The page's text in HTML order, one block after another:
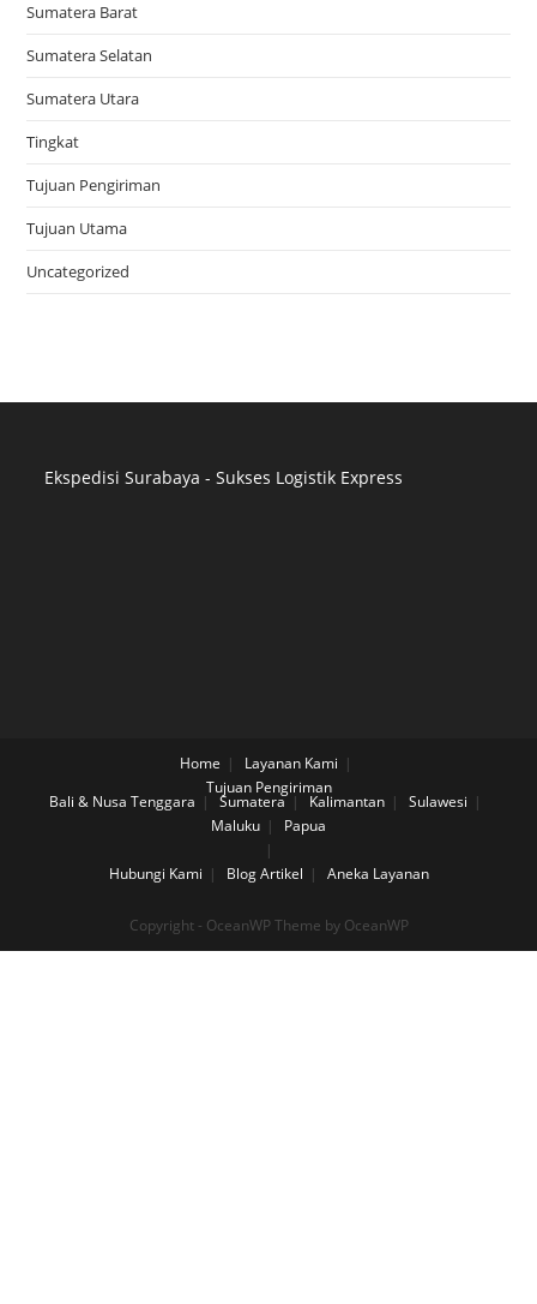
Sumatera Barat
Sumatera Selatan
Sumatera Utara
Tingkat
Tujuan Pengiriman
Tujuan Utama
Uncategorized
Ekspedisi Surabaya - Sukses Logistik Express
Jasa Konveksi Seragam Surabaya
Distributor Pipa HDPE
Supplier Pipa Surabaya
Pencucian Tangki Industri
Karoseri Surabaya
Home
Layanan Kami
Tujuan Pengiriman
Bali & Nusa Tenggara Sumatera Kalimantan
Sulawesi
Maluku
Papua
Hubungi Kami Blog Artikel Aneka Layanan
Copyright - OceanWP Theme by OceanWP